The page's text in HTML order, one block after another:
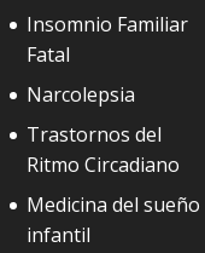
Insomnio Familiar
Fatal
Narcolepsia
Trastornos del
Ritmo Circadiano
Medicina del sueño
infantil